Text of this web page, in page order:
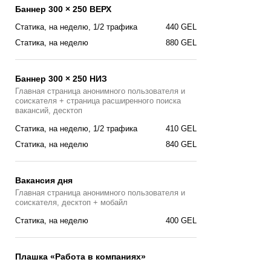
Баннер 300 × 250 ВЕРХ
440 GEL
Статика, на неделю, 1/2 трафика
880 GEL
Статика, на неделю
Баннер 300 × 250 НИЗ
Главная страница анонимного пользователя и
соискателя + страница расширенного поиска
вакансий, десктоп
410 GEL
Статика, на неделю, 1/2 трафика
840 GEL
Статика, на неделю
Вакансия дня
Главная страницa анонимного пользователя и
соискателя, десктоп + мобайл
400 GEL
Cтатика, на неделю
Плашка «Работа в компаниях»